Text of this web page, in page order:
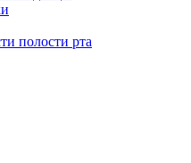
полости рта